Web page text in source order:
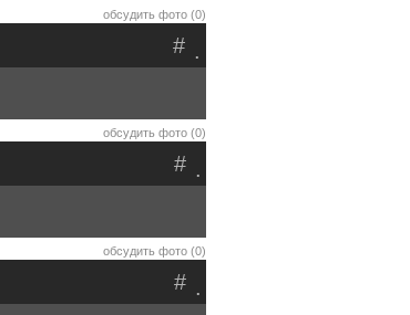
обсудить фото (0)
.
#
обсудить фото (0)
.
#
обсудить фото (0)
.
#